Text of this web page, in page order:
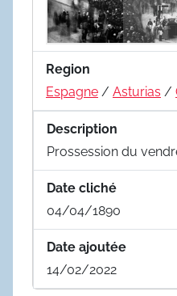
Region
Espagne / Asturias /
Description
Prossession du
Date cliché
04/04/1890
Date ajoutée
14/02/2022